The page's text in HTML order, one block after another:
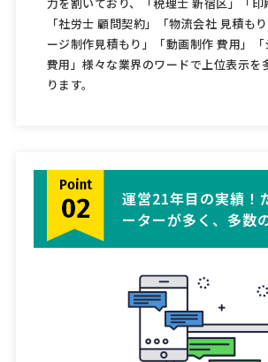
「社労士 顧問契約」「物流会社 見積も
ージ制作見積もり」「動画制作 費用」
費用」様々な業界のワードで上位表示を
ります。
運営21年目の実績！
ーターが多く、多数